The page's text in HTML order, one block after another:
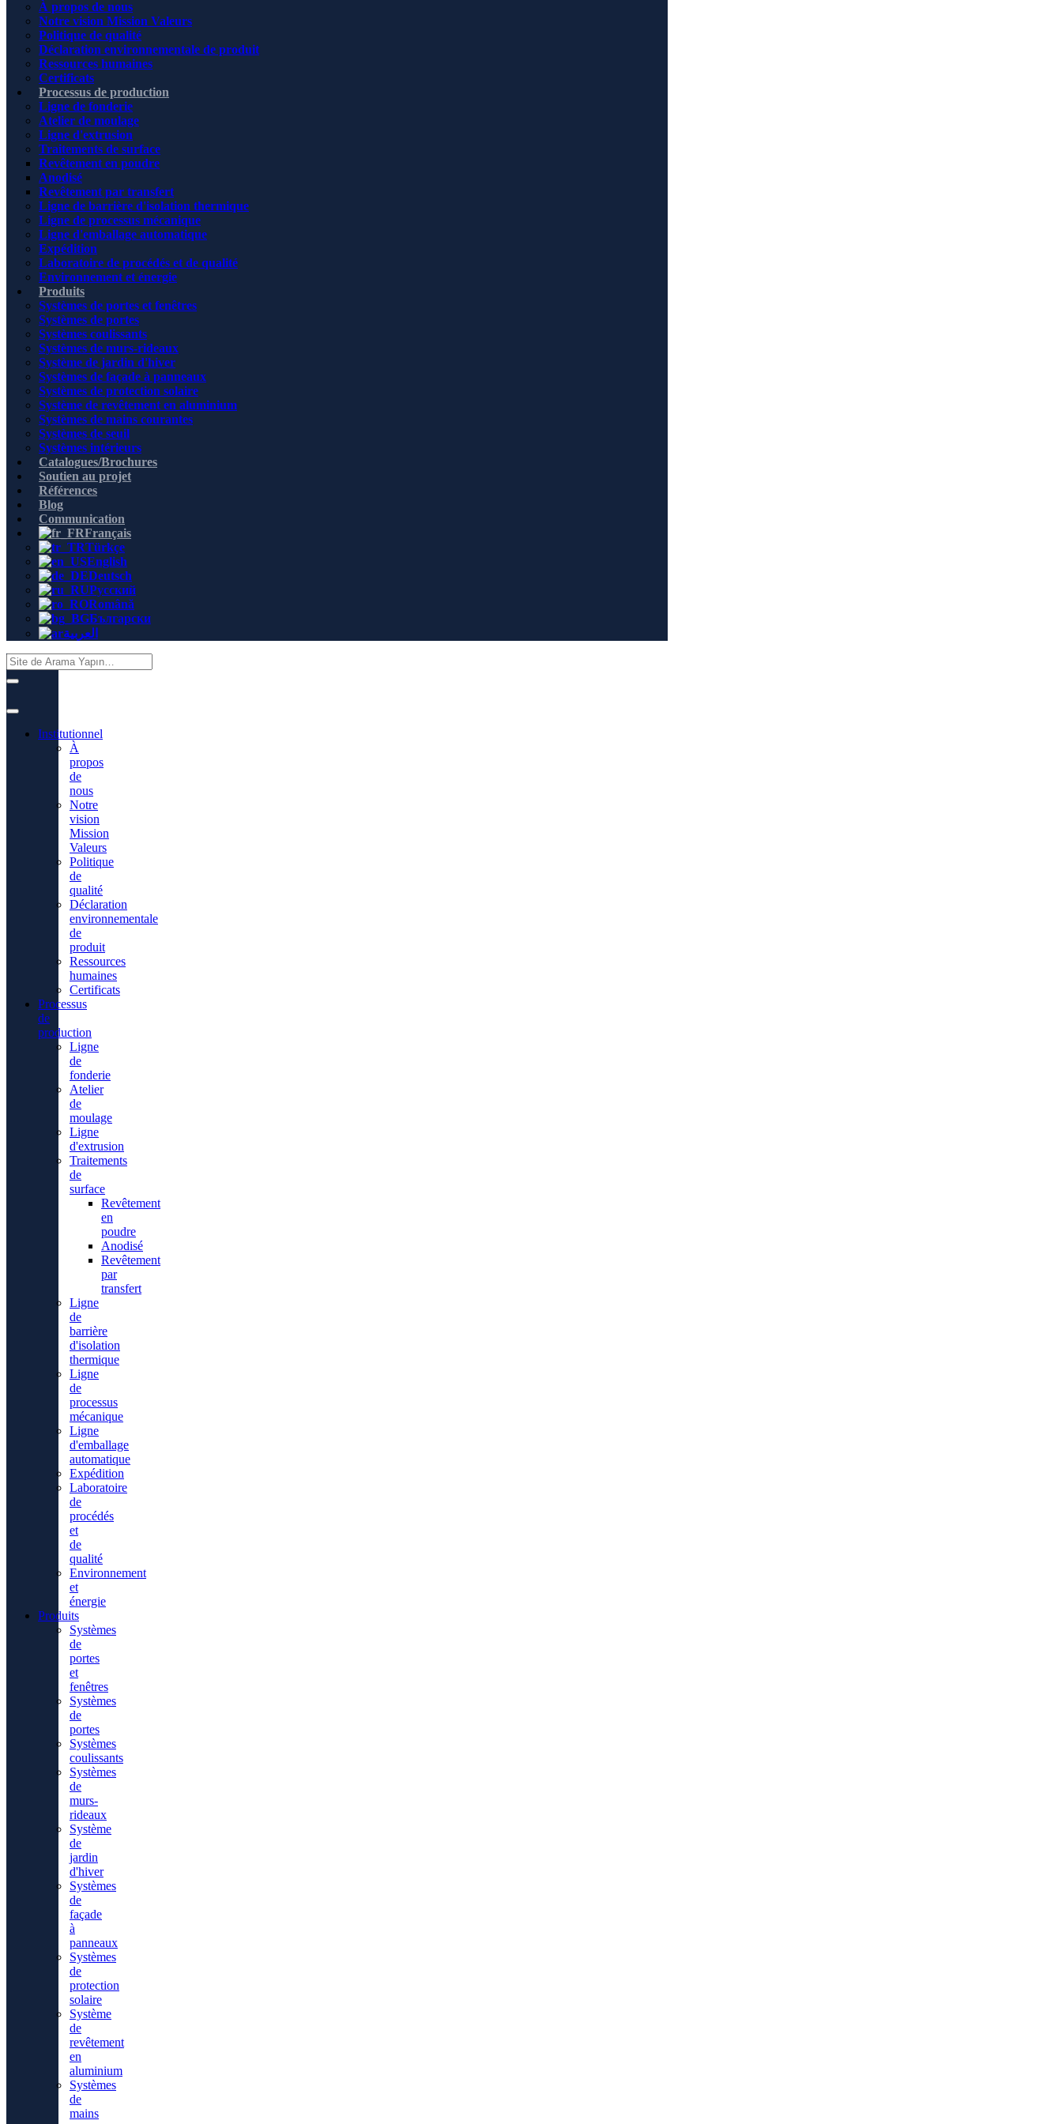
À propos de nous
Notre vision Mission Valeurs
Politique de qualité
Déclaration environnementale de produit
Ressources humaines
Certificats
Processus de production
Ligne de fonderie
Atelier de moulage
Ligne d'extrusion
Traitements de surface
Revêtement en poudre
Anodisé
Revêtement par transfert
Ligne de barrière d'isolation thermique
Ligne de processus mécanique
Ligne d'emballage automatique
Expédition
Laboratoire de procédés et de qualité
Environnement et énergie
Produits
Systèmes de portes et fenêtres
Systèmes de portes
Systèmes coulissants
Systèmes de murs-rideaux
Système de jardin d'hiver
Systèmes de façade à panneaux
Systèmes de protection solaire
Système de revêtement en aluminium
Systèmes de mains courantes
Systèmes de seuil
Systèmes intérieurs
Catalogues/Brochures
Soutien au projet
Références
Blog
Communication
Français
Türkçe
English
Deutsch
Русский
Română
Български
العربية
Institutionnel
À
propos
de
nous
Notre
vision
Mission
Valeurs
Politique
de
qualité
Déclaration
environnementale
de
produit
Ressources
humaines
Certificats
Processus
de
production
Ligne
de
fonderie
Atelier
de
moulage
Ligne
d'extrusion
Traitements
de
surface
Revêtement
en
poudre
Anodisé
Revêtement
par
transfert
Ligne
de
barrière
d'isolation
thermique
Ligne
de
processus
mécanique
Ligne
d'emballage
automatique
Expédition
Laboratoire
de
procédés
et
de
qualité
Environnement
et
énergie
Produits
Systèmes
de
portes
et
fenêtres
Systèmes
de
portes
Systèmes
coulissants
Systèmes
de
murs-
rideaux
Système
de
jardin
d'hiver
Systèmes
de
façade
à
panneaux
Systèmes
de
protection
solaire
Système
de
revêtement
en
aluminium
Systèmes
de
mains